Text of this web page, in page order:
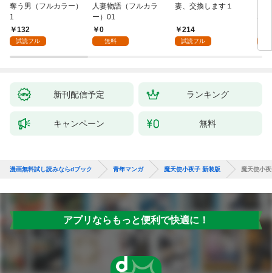
奪う男（フルカラー）
1
132
試読フル
人妻物語（フルカラ
ー）01
0
無料
妻、交換します１
214
試読フル
な
新刊配信予定 ランキング
キャンペーン 無料
漫画無料試し読みならdブック 青年マンガ 魔天使小夜子 新装版 魔天使小
アプリならもっと便利で快適に！